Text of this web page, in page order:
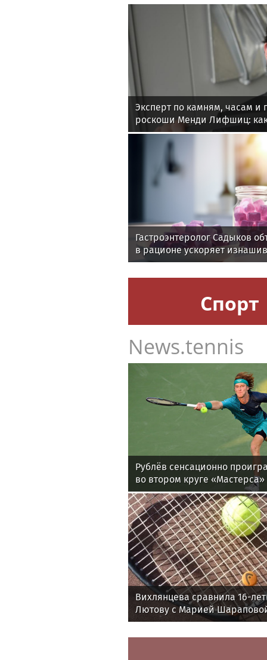
Эксперт по камням, часам и
роскоши Менди Лифшиц:
любят солнца моря и
Гастроэнтеролог Садыков
в рационе ускоряет
Спорт
News.tennis
Рублёв сенсационно
во втором круге
Вихлянцева сравнила 16-
Лютову с Марией